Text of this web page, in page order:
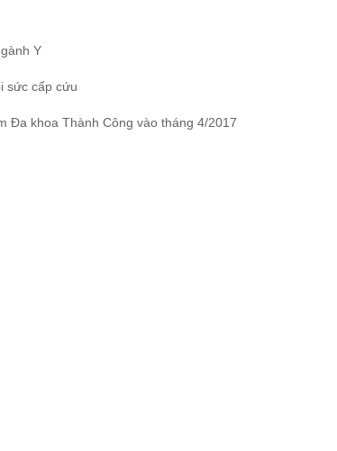
Y
sức cấp cứu
Đa khoa Thành Công vào tháng 4/2017